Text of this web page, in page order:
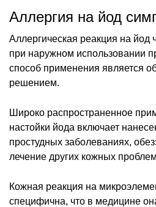
Аллергия на йод
Аллергическая реакция на йод
при наружном использовании
способ применения является
решением.
Широко распространенное
настойки йода включает
простудных заболеваниях,
лечение других кожных
Кожная реакция на
специфична, что в медицине